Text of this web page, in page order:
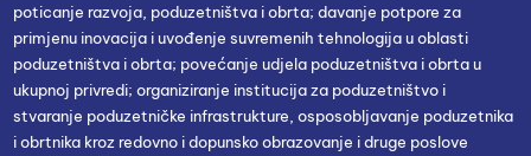
poticanje razvoja, poduzetništva i obrta; davanje potpore za
primjenu inovacija i uvođenje suvremenih tehnologija u oblasti
poduzetništva i obrta; povećanje udjela poduzetništva i obrta u
ukupnoj privredi; organiziranje institucija za poduzetništvo i
stvaranje poduzetničke infrastrukture, osposobljavanje poduzetnika
i obrtnika kroz redovno i dopunsko obrazovanje i druge poslove